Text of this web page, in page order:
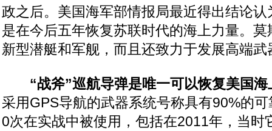
政之后。美国海军部情报局最近得出结论
是在今后五年恢复苏联时代的海上力量。
新型潜艇和军舰，而且还致力于发展高端武
“战斧”巡航导弹是唯一可以恢复美国
采用GPS导航的武器系统号称具有90%的
0次在实战中被使用，包括在2011年，当时